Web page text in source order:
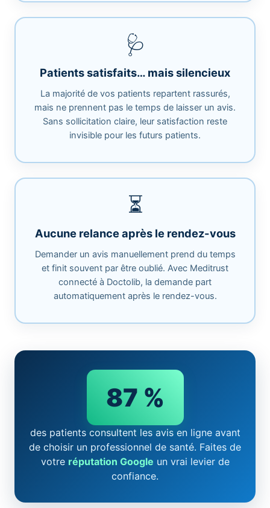
🩺
Patients satisfaits… mais silencieux
La majorité de vos patients repartent rassurés,
mais ne prennent pas le temps de laisser un avis.
Sans sollicitation claire, leur satisfaction reste
invisible pour les futurs patients.
⏳
Aucune relance après le rendez-vous
Demander un avis manuellement prend du temps
et finit souvent par être oublié. Avec Meditrust
connecté à Doctolib, la demande part
automatiquement après le rendez-vous.
87 %
des patients consultent les avis en ligne avant
de choisir un professionnel de santé. Faites de
votre réputation Google un vrai levier de
confiance.